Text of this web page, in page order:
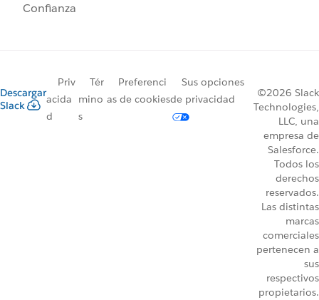
Confianza
Descargar
Slack
Priv
acida
d
Tér
mino
s
Preferenci
as de cookies
Sus opciones
de privacidad
©2026 Slack
Technologies,
LLC, una
empresa de
Salesforce.
Todos los
derechos
reservados.
Las distintas
marcas
comerciales
pertenecen a
sus
respectivos
propietarios.